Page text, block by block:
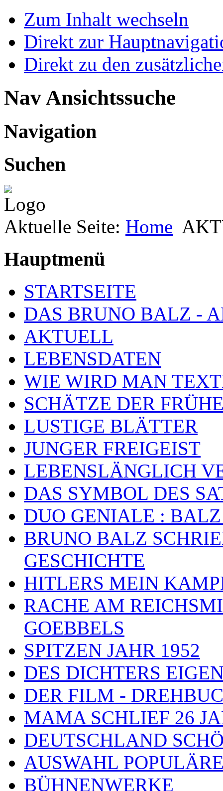
Zum Inhalt wechseln
Direkt zur
Direkt zu den
Nav Ansichtssuche
Navigation
Suchen
Aktuelle Seite: Home
Hauptmenü
STARTSEITE
DAS BRUNO BALZ -
AKTUELL
LEBENSDATEN
WIE WIRD MAN
SCHÄTZE DER
LUSTIGE BLÄTTER
JUNGER FREIGEIST
LEBENSLÄNGLICH
DAS SYMBOL DES
DUO GENIALE :
BRUNO BALZ
GESCHICHTE
HITLERS MEIN
RACHE AM
GOEBBELS
SPITZEN JAHR 1952
DES DICHTERS
DER FILM -
MAMA SCHLIEF 26
DEUTSCHLAND
AUSWAHL
BÜHNENWERKE